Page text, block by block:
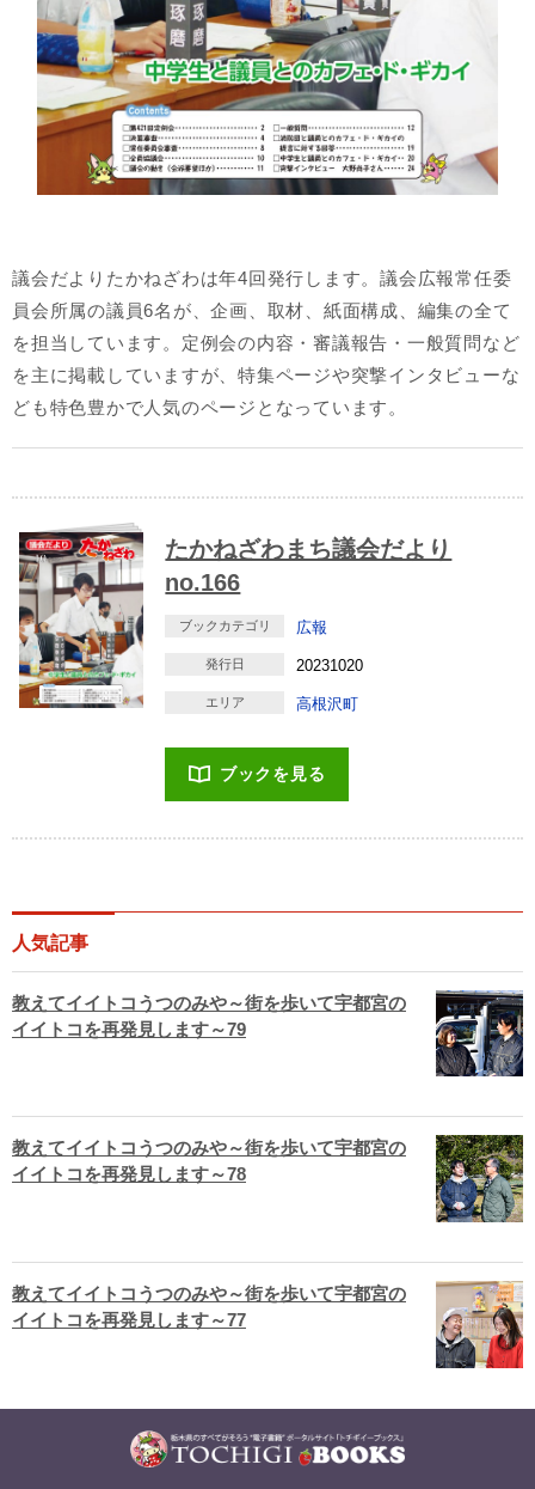
議会だよりたかねざわは年4回発行します。議会広報常任委
員会所属の議員6名が、企画、取材、紙面構成、編集の全て
を担当しています。定例会の内容・審議報告・一般質問など
を主に掲載していますが、特集ページや突撃インタビューな
ども特色豊かで人気のページとなっています。
たかねざわまち議会だより
no.166
ブックカテゴリ 広報
発行日 20231020
エリア 高根沢町
ブックを見る
人気記事
教えてイイトコうつのみや～街を歩いて宇都宮の
イイトコを再発見します～79
教えてイイトコうつのみや～街を歩いて宇都宮の
イイトコを再発見します～78
教えてイイトコうつのみや～街を歩いて宇都宮の
イイトコを再発見します～77